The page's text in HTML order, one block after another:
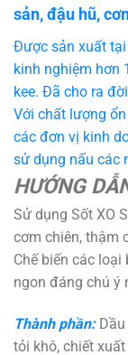
sản, đậu hũ,
Được sản xuất tại
kinh nghiệm hơn
kee. Đã cho ra
Với chất lượng
các đơn vị kinh
sử dụng nấu các
HƯỚNG
Sử dụng Sốt XO
cơm chiên, thậm
Chế biến các
ngon đáng chú ý
Thành phần:Dầu
tỏi khô, chiết